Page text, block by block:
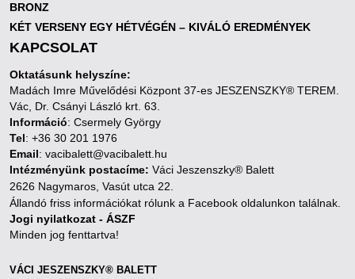
BRONZ
KÉT VERSENY EGY HÉTVÉGÉN – KIVÁLÓ EREDMÉNYEK
KAPCSOLAT
Oktatásunk helyszíne:
Madách Imre Művelődési Központ 37-es JESZENSZKY® TEREM.
Vác, Dr. Csányi László krt. 63.
Információ: Csermely György
Tel: +36 30 201 1976
Email: vacibalett@vacibalett.hu
Intézményünk postacíme: Váci Jeszenszky® Balett
2626 Nagymaros, Vasút utca 22.
Állandó friss információkat rólunk a Facebook oldalunkon találnak.
Jogi nyilatkozat - ÁSZF
Minden jog fenttartva!
VÁCI JESZENSZKY® BALETT